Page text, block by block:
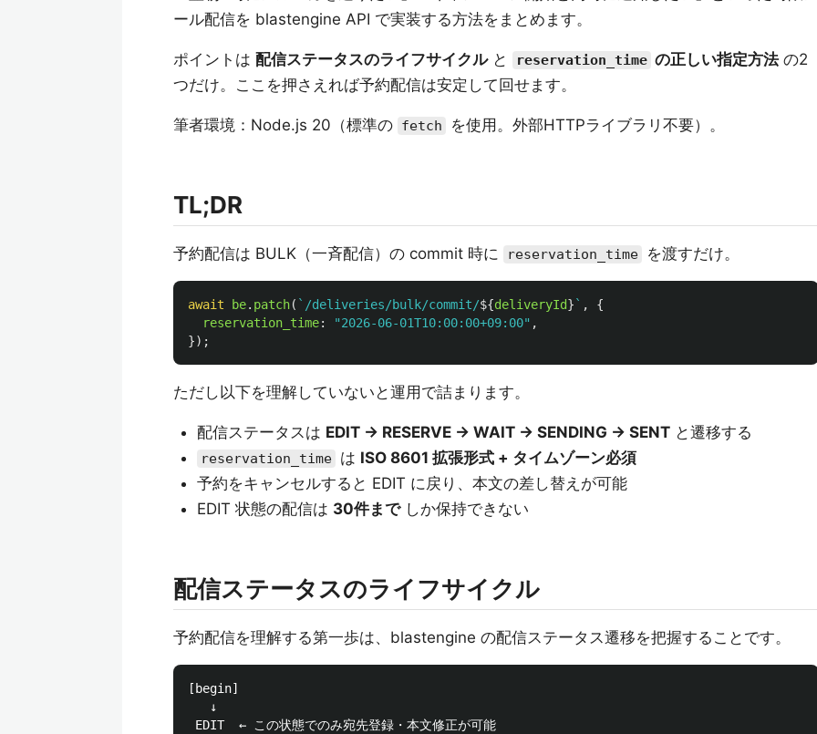
ール配信を blastengine API で実装する方法をまとめます。
ポイントは 配信ステータスのライフサイクルと reservation_time の正しい指定方法の2
つだけ。ここを押さえれば予約配信は安定して回せます。
筆者環境：Node.js 20（標準の fetch を使用。外部HTTPライブラリ不要）。
TL;DR
予約配信は BULK（一斉配信）の commit 時に reservation_time を渡すだけ。
await be. patch( `/deliveries/bulk/commit/${deliveryId} ` ,
{
reservation_time: "2026-06-01T10:00:00+09:00" ,
});
ただし以下を理解していないと運用で詰まります。
配信ステータスは EDIT → RESERVE → WAIT → SENDING → SENTと遷移する
reservation_time は ISO 8601 拡張形式 + タイムゾーン必須
予約をキャンセルすると EDIT に戻り、本文の差し替えが可能
EDIT 状態の配信は 30件までしか保持できない
配信ステータスのライフサイクル
予約配信を理解する第一歩は、blastengine の配信ステータス遷移を把握することです。
[begin]
   ↓
EDIT  ← この状態でのみ宛先登録・本文修正が可能